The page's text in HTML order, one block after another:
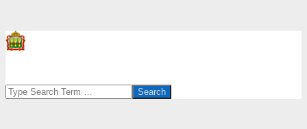
Search